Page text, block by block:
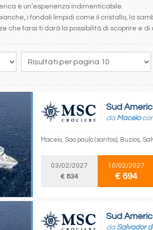
è un’esperienza indimenticabile.
i fondali limpidi come il cristallo, la
che farai ti darà la possibilità di scoprire e di
3 4 5 6
Sud
da Maceio
Maceio, Sao paulo (santos), Buzios,
03/02/2027
€ 834
10/02/2027
€ 694
Sud
da Salvador